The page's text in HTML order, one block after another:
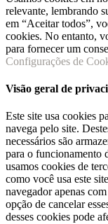
relevante, lembrando
em “Aceitar todos”,
cookies. No entanto,
para fornecer um
Configurações de
Visão geral de
Este site usa cookies
navega pelo site.
necessários são
para o funcionamento
usamos cookies de
como você usa este
navegador apenas
opção de cancelar
desses cookies pode